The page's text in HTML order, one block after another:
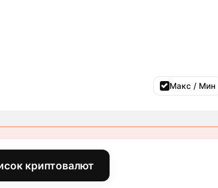
Макс / Мин
криптовалют